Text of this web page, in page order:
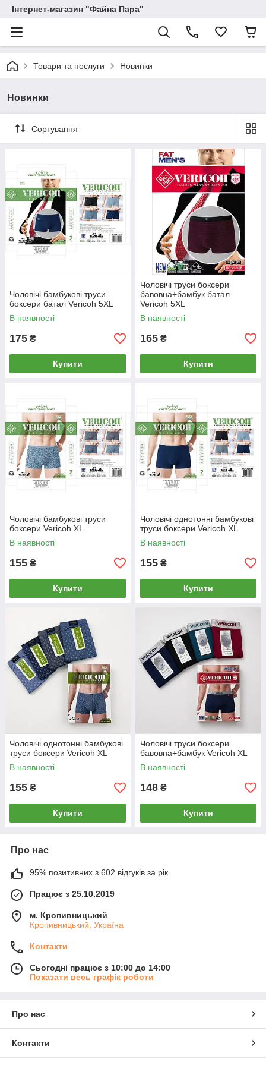
Інтернет-магазин "Файна Пара"
Товари та послуги Новинки
Новинки
Сортування
Чоловічі бамбукові труси
боксери батал Vericoh 5XL
В наявності
175 ₴
Купити
Чоловічі труси боксери
бавовна+бамбук батал
Vericoh 5XL
В наявності
165 ₴
Купити
Чоловічі бамбукові труси
боксери Vericoh XL
В наявності
155 ₴
Купити
Чоловічі однотонні бамбукові
труси боксери Vericoh XL
В наявності
155 ₴
Купити
Чоловічі однотонні бамбукові
труси боксери Vericoh XL
В наявності
155 ₴
Купити
Чоловічі труси боксери
бавовна+бамбук Vericoh XL
В наявності
148 ₴
Купити
Про нас
95% позитивних з 602 відгуків за рік
Працює з 25.10.2019
м. Кропивницький
Кропивницький, Україна
Контакти
Сьогодні працює з 10:00 до 14:00
Показати весь графік роботи
Про нас
Контакти